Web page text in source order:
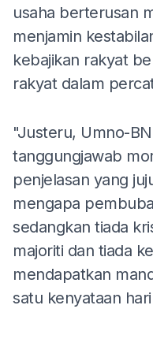
usaha berterusan
menjamin
kebajikan rakyat
rakyat dalam
"Justeru, Umno-
tanggungjawab
penjelasan yang
mengapa
sedangkan tiada
majoriti dan tiada
mendapatkan
satu kenyataan